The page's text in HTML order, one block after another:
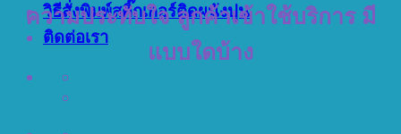
วิธีสั่งพิมพ์สติ๊กเกอร์ติดผนังปูน
ติดต่อเรา
ความประทับใจ ลูกค้าเข้าใช้บริการ มี
แบบใดบ้าง